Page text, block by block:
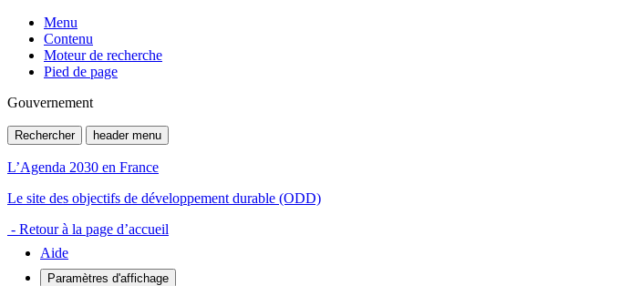
Menu
Contenu
Moteur de recherche
Pied de page
Gouvernement
Rechercher header menu
L’Agenda 2030 en France
Le site des objectifs de développement durable (ODD)
- Retour à la page d’accueil
Aide
Paramètres d'affichage